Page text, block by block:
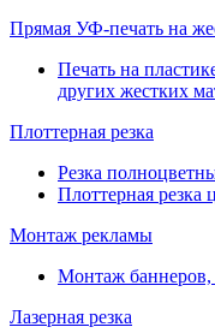
Прямая УФ-печать на
Печать на
других жестких
Плоттерная резка
Резка
Плоттерная резка
Монтаж рекламы
Монтаж баннеров,
Лазерная резка